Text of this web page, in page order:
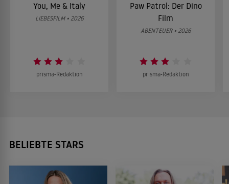
You, Me & Italy
LIEBESFILM • 2026
prisma-Redaktion
Paw Patrol: Der Dino
Film
ABENTEUER • 2026
prisma-Redaktion
BELIEBTE STARS